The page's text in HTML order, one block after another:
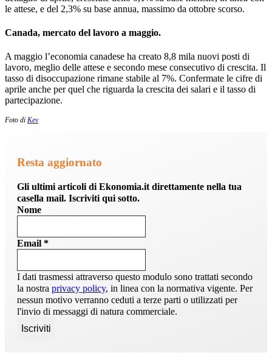
le attese, e del 2,3% su base annua, massimo da ottobre scorso.
Canada, mercato del lavoro a maggio.
A maggio l’economia canadese ha creato 8,8 mila nuovi posti di
lavoro, meglio delle attese e secondo mese consecutivo di crescita. Il
tasso di disoccupazione rimane stabile al 7%. Confermate le cifre di
aprile anche per quel che riguarda la crescita dei salari e il tasso di
partecipazione.
Foto di Kev
Resta aggiornato
Gli ultimi articoli di Ekonomia.it direttamente nella tua
casella mail. Iscriviti qui sotto.
Nome
Email *
I dati trasmessi attraverso questo modulo sono trattati secondo
la nostra privacy policy, in linea con la normativa vigente. Per
nessun motivo verranno ceduti a terze parti o utilizzati per
l'invio di messaggi di natura commerciale.